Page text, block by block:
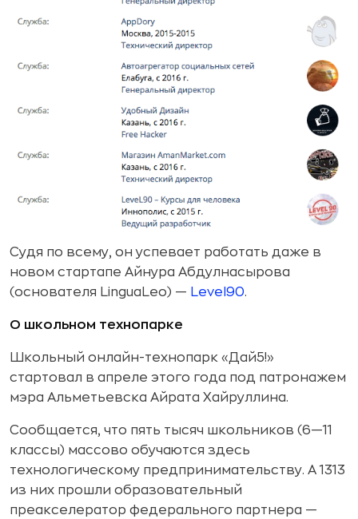
Судя по всему, он успевает работать даже в
новом стартапе Айнура Абдулнасырова
(основателя LinguaLeo) — Level90.
О школьном технопарке
Школьный онлайн-технопарк «Дай5!»
стартовал в апреле этого года под патронажем
мэра Альметьевска Айрата Хайруллина.
Сообщается, что пять тысяч школьников (6—11
классы) массово обучаются здесь
технологическому предпринимательству. А 1313
из них прошли образовательный
преакселератор федерального партнера —